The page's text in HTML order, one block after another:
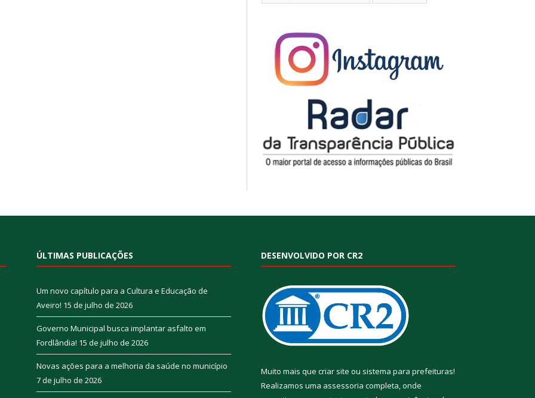
ÚLTIMAS PUBLICAÇÕES
Um novo capítulo para a Cultura e Educação de
Aveiro! 15 de julho de 2026
Governo Municipal busca implantar asfalto em
Fordlândia! 15 de julho de 2026
Novas ações para a melhoria da saúde no município
7 de julho de 2026
DESENVOLVIDO POR CR2
Muito mais que criar site ou sistema para prefeituras!
Realizamos uma assessoria completa, onde